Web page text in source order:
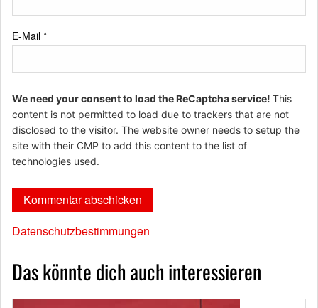
E-Mail *
We need your consent to load the ReCaptcha service! This
content is not permitted to load due to trackers that are not
disclosed to the visitor. The website owner needs to setup the
site with their CMP to add this content to the list of
technologies used.
Datenschutzbestimmungen
Das könnte dich auch interessieren